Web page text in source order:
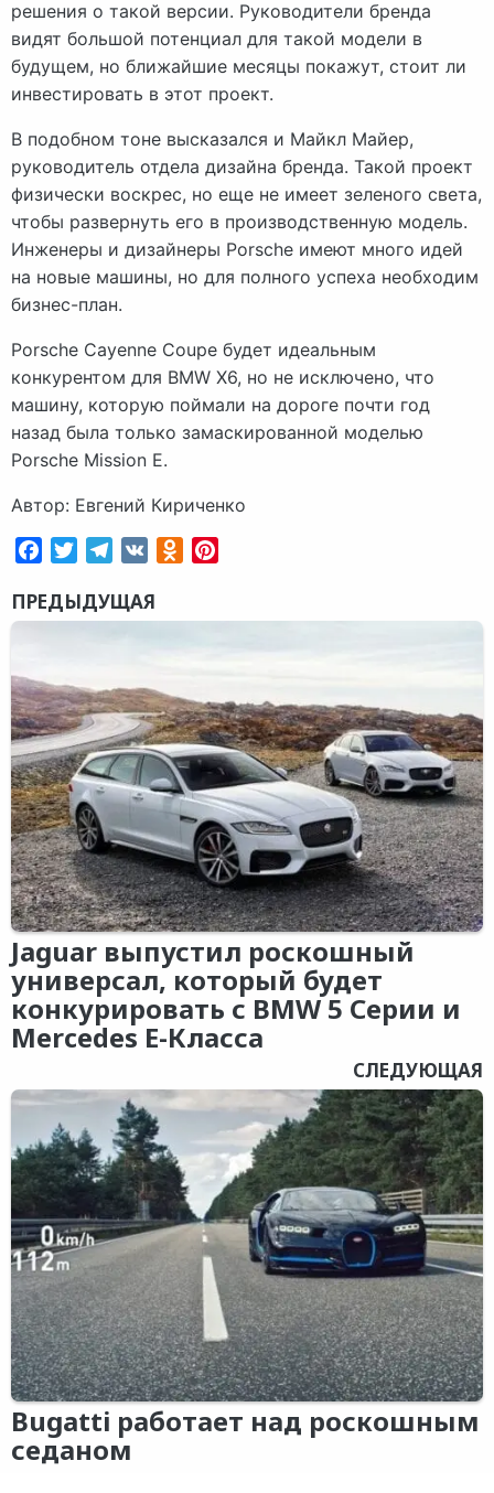
решения о такой версии. Руководители бренда
видят большой потенциал для такой модели в
будущем, но ближайшие месяцы покажут, стоит ли
инвестировать в этот проект.
В подобном тоне высказался и Майкл Майер,
руководитель отдела дизайна бренда. Такой проект
физически воскрес, но еще не имеет зеленого света,
чтобы развернуть его в производственную модель.
Инженеры и дизайнеры Porsche имеют много идей
на новые машины, но для полного успеха необходим
бизнес-план.
Porsche Cayenne Coupe будет идеальным
конкурентом для BMW X6, но не исключено, что
машину, которую поймали на дороге почти год
назад была только замаскированной моделью
Porsche Mission E.
Автор: Евгений Кириченко
FacebookTwitterTelegram
VK Odnoklassniki
ПРЕДЫДУЩАЯ
Jaguar выпустил роскошный
универсал, который будет
конкурировать с BMW 5 Серии и
Mercedes E-Класса
СЛЕДУЮЩАЯ
Bugatti работает над роскошным
седаном